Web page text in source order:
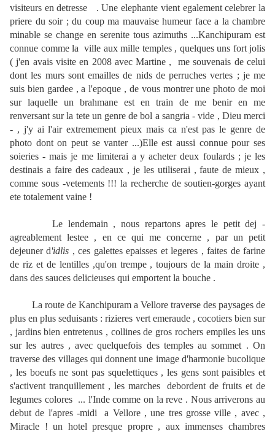
visiteurs en detresse . Une elephante vient egalement celebrer la
priere du soir ; du coup ma mauvaise humeur face a la chambre
minable se change en serenite tous azimuths ...Kanchipuram est
connue comme la ville aux mille temples , quelques uns fort jolis
( j'en avais visite en 2008 avec Martine , me souvenais de celui
dont les murs sont emailles de nids de perruches vertes ; je me
suis bien gardee , a l'epoque , de vous montrer une photo de moi
sur laquelle un brahmane est en train de me benir en me
renversant sur la tete un genre de bol a sangria - vide , Dieu merci
- , j'y ai l'air extremement pieux mais ca n'est pas le genre de
photo dont on peut se vanter ...)Elle est aussi connue pour ses
soieries - mais je me limiterai a y acheter deux foulards ; je les
destinais a faire des cadeaux , je les utiliserai , faute de mieux ,
comme sous -vetements !!! la recherche de soutien-gorges ayant
ete totalement vaine !
Le lendemain , nous repartons apres le petit dej -
agreablement lestee , en ce qui me concerne , par un petit
dejeuner d'idlis , ces galettes epaisses et legeres , faites de farine
de riz et de lentilles ,qu'on trempe , toujours de la main droite ,
dans des sauces delicieuses qui emportent la bouche .
La route de Kanchipuram a Vellore traverse des paysages de
plus en plus seduisants : rizieres vert emeraude , cocotiers bien sur
, jardins bien entretenus , collines de gros rochers empiles les uns
sur les autres , avec quelquefois des temples au sommet . On
traverse des villages qui donnent une image d'harmonie bucolique
, les boeufs ne sont pas squelettiques , les gens sont paisibles et
s'activent tranquillement , les marches debordent de fruits et de
legumes colores ... l'Inde comme on la reve . Nous arriverons au
debut de l'apres -midi a Vellore , une tres grosse ville , avec ,
Miracle ! un hotel presque propre , aux immenses chambres